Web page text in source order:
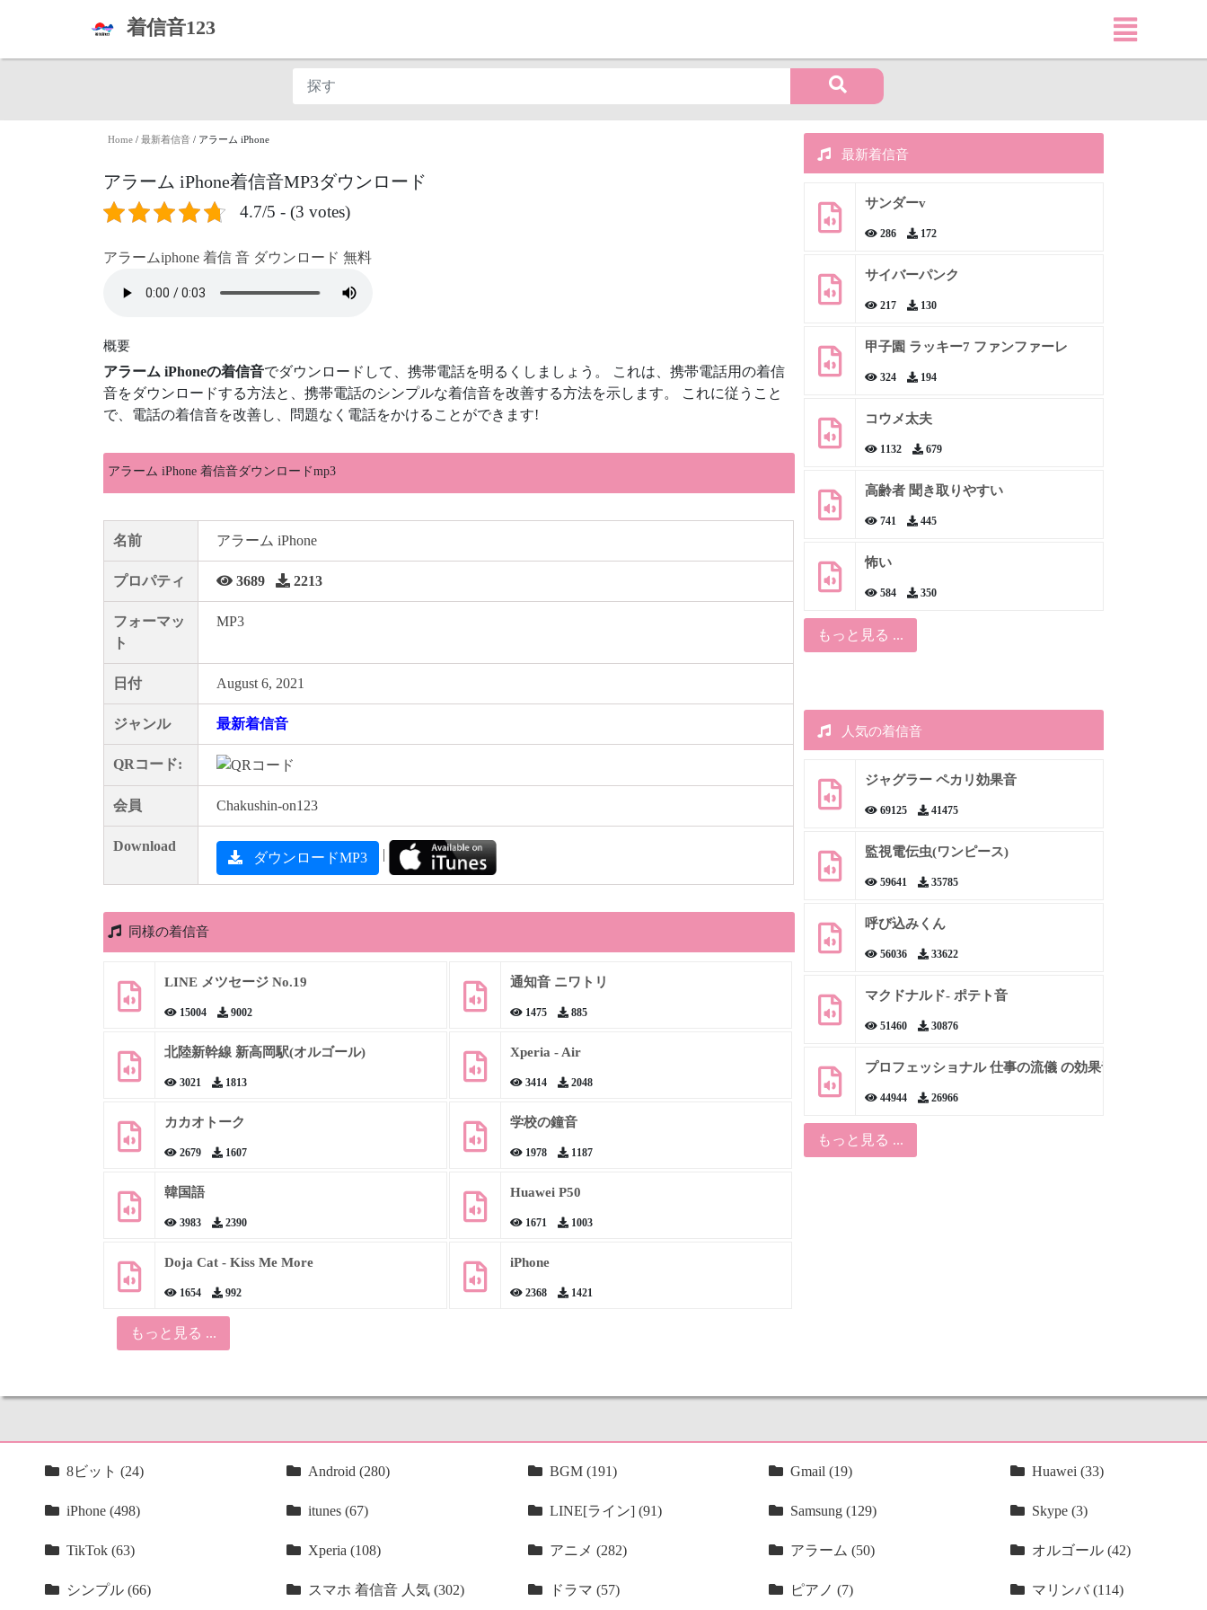
着信音123
Home / 最新着信音 / アラーム iPhone
アラーム iPhone着信音MP3ダウンロード
4.7/5 - (3 votes)
アラームiphone 着信 音 ダウンロード 無料
概要
アラーム iPhoneの着信音でダウンロードして、携帯電話を明るくしましょう。 これは、携帯電話用の着信
音をダウンロードする方法と、携帯電話のシンプルな着信音を改善する方法を示します。 これに従うこと
で、電話の着信音を改善し、問題なく電話をかけることができます!
アラーム iPhone 着信音ダウンロードmp3
名前 アラーム iPhone
プロパティ 3689 2213
フォーマッ
ト
MP3
日付 August 6, 2021
ジャンル 最新着信音
QRコード:
会員 Chakushin-on123
Download
ダウンロードMP3 |
同様の着信音
LINE メツセージ No.19
15004 9002
通知音 ニワトリ
1475 885
北陸新幹線 新高岡駅(オルゴール)
3021 1813
Xperia - Air
3414 2048
カカオトーク
2679 1607
学校の鐘音
1978 1187
韓国語
3983 2390
Huawei P50
1671 1003
Doja Cat - Kiss Me More
1654 992
iPhone
2368 1421
もっと見る ...
最新着信音
サンダーv
286 172
サイバーパンク
217 130
甲子園 ラッキー7 ファンファーレ
324 194
コウメ太夫
1132 679
高齢者 聞き取りやすい
741 445
怖い
584 350
もっと見る ...
人気の着信音
ジャグラー ペカリ効果音
69125 41475
監視電伝虫(ワンピース)
59641 35785
呼び込みくん
56036 33622
マクドナルド- ポテト音
51460 30876
プロフェッショナル 仕事の流儀 の効果音
44944 26966
もっと見る ...
8ビット (24) Android (280) BGM (191) Gmail (19) Huawei (33)
iPhone (498) itunes (67) LINE[ライン] (91) Samsung (129) Skype (3)
TikTok (63) Xperia (108) アニメ (282) アラーム (50) オルゴール (42)
シンプル (66) スマホ 着信音 人気 (302) ドラマ (57) ピアノ (7) マリンバ (114)